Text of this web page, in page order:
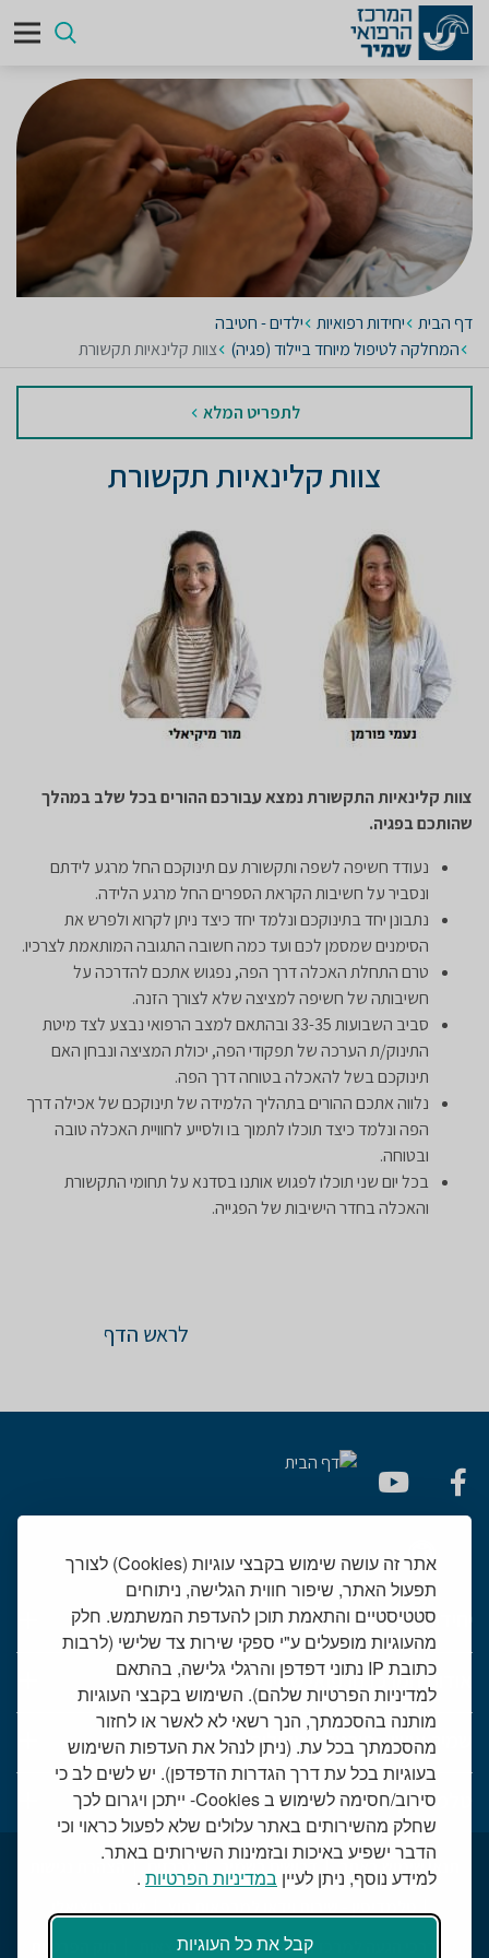
אתר זה עושה שימוש בקבצי עוגיות (Cookies) לצורך
תפעול האתר, שיפור חווית הגלישה, ניתוחים
סטטיסטיים והתאמת תוכן להעדפת המשתמש. חלק
מהעוגיות מופעלים ע"י ספקי שירות צד שלישי (לרבות
כתובת IP נתוני דפדפן והרגלי גלישה, בהתאם
למדיניות הפרטיות שלהם). השימוש בקבצי העוגיות
מותנה בהסכמתך, הנך רשאי לא לאשר או לחזור
מהסכמתך בכל עת. (ניתן לנהל את העדפות השימוש
בעוגיות בכל עת דרך הגדרות הדפדפן). יש לשים לב כי
סירוב/חסימה לשימוש ב Cookies- ייתכן ויגרום לכך
שחלק מהשירותים באתר עלולים שלא לפעול כראוי וכי
הדבר ישפיע באיכות ובזמינות השירותים באתר.
למידע נוסף, ניתן לעיין במדיניות הפרטיות .
קבל את כל העוגיות
דף הבית יחידות רפואיות
ילדים - חטיבה
המחלקה לטיפול מיוחד ביילוד (פגיה)
צוות קלינאיות תקשורת
לתפריט המלא
צוות קלינאיות תקשורת
צוות קלינאיות התקשורת נמצא עבורכם ההורים בכל שלב במהלך
שהותכם בפגיה.
נעודד חשיפה לשפה ותקשורת עם תינוקכם החל מרגע לידתם
ונסביר על חשיבות הקראת הספרים החל מרגע הלידה.
נתבונן יחד בתינוקכם ונלמד יחד כיצד ניתן לקרוא ולפרש את
הסימנים שמסמן לכם ועד כמה חשובה התגובה המותאמת לצרכיו.
טרם התחלת האכלה דרך הפה, נפגוש אתכם להדרכה על
חשיבותה של חשיפה למציצה שלא לצורך הזנה.
סביב השבועות 33-35 ובהתאם למצב הרפואי נבצע לצד מיטת
התינוק/ת הערכה של תפקודי הפה, יכולת המציצה ונבחן האם
תינוקכם בשל להאכלה בטוחה דרך הפה.
נלווה אתכם ההורים בתהליך הלמידה של תינוקכם של אכילה דרך
הפה ונלמד כיצד תוכלו לתמוך בו ולסייע לחוויית האכלה טובה
ובטוחה.
בכל יום שני תוכלו לפגוש אותנו בסדנא על תחומי התקשורת
והאכלה בחדר הישיבות של הפגייה.
לראש הדף
יחידות רפואיות
אודות המרכז הרפואי שמיר
שמיר אישי - פורטל מטופלים
טלמדיסין - שירות וידאו למרפאות חוץ
תנאי שימוש באתר דרושים בשמיר מכרזים
הצהרת נגישות
דרכי הגעה למרכז הרפואי
מפת התמצאות